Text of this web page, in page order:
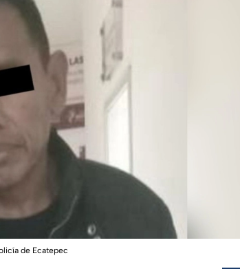
de Ecatepec